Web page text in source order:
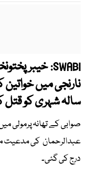
SWABI:
سالہ شہری کو قتل
صوابی کے تھانہ پرمولی
عبدالرحمان کی مدعیت
درج کی گئی۔